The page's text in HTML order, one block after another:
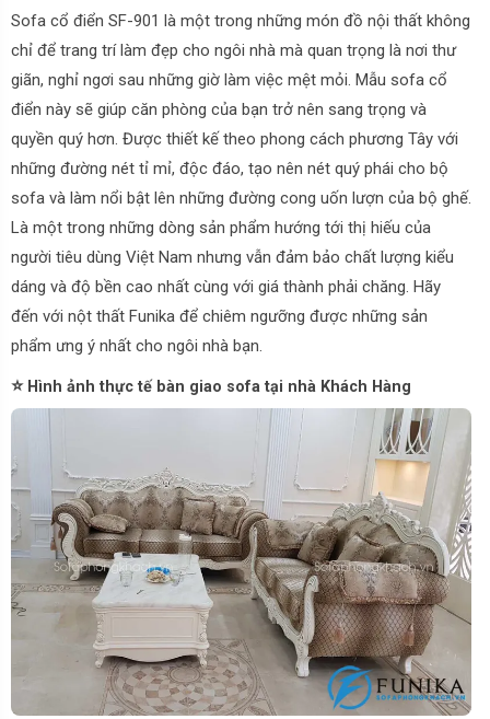
Sofa cổ điển SF-901 là một trong những món đồ nội thất không
chỉ để trang trí làm đẹp cho ngôi nhà mà quan trọng là nơi thư
giãn, nghỉ ngơi sau những giờ làm việc mệt mỏi. Mẫu sofa cổ
điển này sẽ giúp căn phòng của bạn trở nên sang trọng và
quyền quý hơn. Được thiết kế theo phong cách phương Tây với
những đường nét tỉ mỉ, độc đáo, tạo nên nét quý phái cho bộ
sofa và làm nổi bật lên những đường cong uốn lượn của bộ ghế.
Là một trong những dòng sản phẩm hướng tới thị hiếu của
người tiêu dùng Việt Nam nhưng vẫn đảm bảo chất lượng kiểu
dáng và độ bền cao nhất cùng với giá thành phải chăng. Hãy
đến với nột thất Funika để chiêm ngưỡng được những sản
phẩm ưng ý nhất cho ngôi nhà bạn.
⭐ Hình ảnh thực tế bàn giao sofa tại nhà Khách Hàng